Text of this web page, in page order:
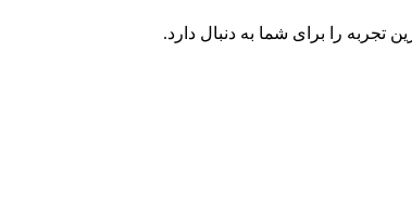
تجربه را برای شما به دنبال دارد.